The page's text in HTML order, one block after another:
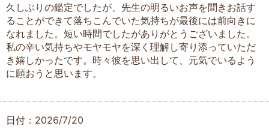
久しぶりの鑑定でしたが、先生の明るいお声を聞きお話す
ることができて落ちこんでいた気持ちが最後には前向きに
なれました。短い時間でしたがありがとうございました。
私の辛い気持ちやモヤモヤを深く理解し寄り添っていただ
き嬉しかったです。時々彼を思い出して、元気でいるよう
に願おうと思います。
日付：2026/7/20